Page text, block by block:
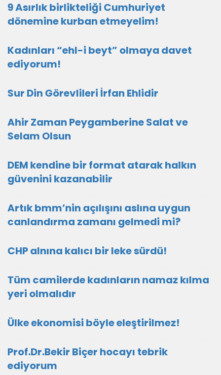
9 Asırlık birlikteliği Cumhuriyet
dönemine kurban etmeyelim!
Kadınları “ehl-i beyt” olmaya davet
ediyorum!
Sur Din Görevlileri İrfan Ehlidir
Ahir Zaman Peygamberine Salat ve
Selam Olsun
DEM kendine bir format atarak halkın
güvenini kazanabilir
Artık bmm’nin açılışını aslına uygun
canlandırma zamanı gelmedi mi?
CHP alnına kalıcı bir leke sürdü!
Tüm camilerde kadınların namaz kılma
yeri olmalıdır
Ülke ekonomisi böyle eleştirilmez!
Prof.Dr.Bekir Biçer hocayı tebrik
ediyorum